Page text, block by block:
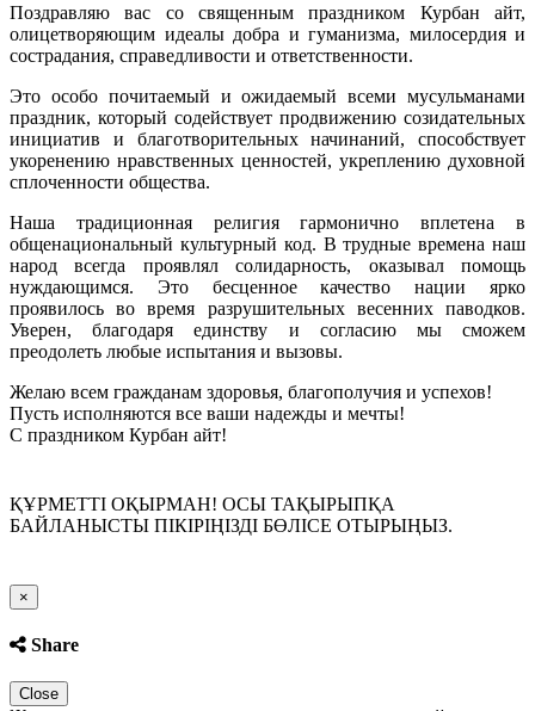
Поздравляю вас со священным праздником Курбан айт,
олицетворяющим идеалы добра и гуманизма, милосердия и
сострадания, справедливости и ответственности.
Это особо почитаемый и ожидаемый всеми мусульманами
праздник, который содействует продвижению созидательных
инициатив и благотворительных начинаний, способствует
укоренению нравственных ценностей, укреплению духовной
сплоченности общества.
Наша традиционная религия гармонично вплетена в
общенациональный культурный код. В трудные времена наш
народ всегда проявлял солидарность, оказывал помощь
нуждающимся. Это бесценное качество нации ярко
проявилось во время разрушительных весенних паводков.
Уверен, благодаря единству и согласию мы сможем
преодолеть любые испытания и вызовы.
Желаю всем гражданам здоровья, благополучия и успехов!
Пусть исполняются все ваши надежды и мечты!
С праздником Курбан айт!
ҚҰРМЕТТІ ОҚЫРМАН! ОСЫ ТАҚЫРЫПҚА
БАЙЛАНЫСТЫ ПІКІРІҢІЗДІ БӨЛІСЕ ОТЫРЫҢЫЗ.
×
Share
Close